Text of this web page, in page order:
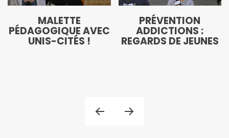
MALETTE
PÉDAGOGIQUE AVEC
UNIS-CITÉS !
PRÉVENTION
ADDICTIONS :
REGARDS DE JEUNES